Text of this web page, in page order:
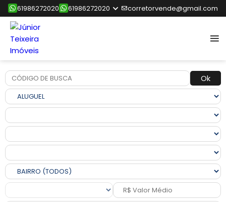
61986272020 61986272020 corretorvende@gmail.com
Ok